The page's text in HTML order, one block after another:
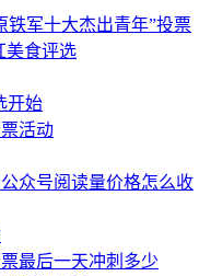
铁军十大杰出青年”投票
美食评选
开始
活动
众号阅读量价格怎么收
最后一天冲刺多少